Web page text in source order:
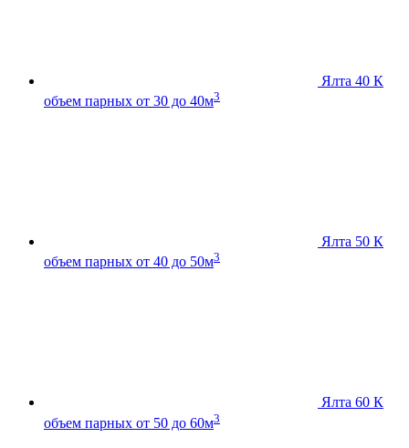
Ялта 40 К
объем парных от 30 до 40м3
Ялта 50 К
объем парных от 40 до 50м3
Ялта 60 К
объем парных от 50 до 60м3